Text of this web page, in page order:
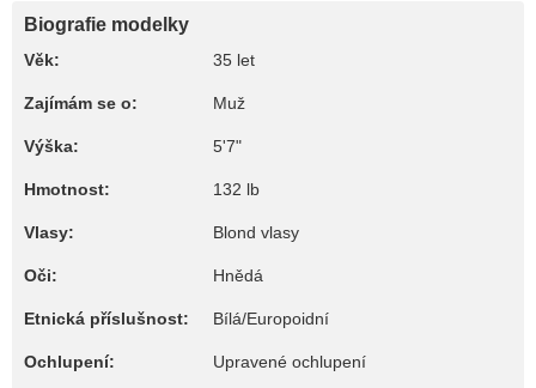
Biografie modelky
Věk: 35 let
Zajímám se o: Muž
Výška: 5'7"
Hmotnost: 132 lb
Vlasy: Blond vlasy
Oči: Hnědá
Etnická příslušnost: Bílá/Europoidní
Ochlupení: Upravené ochlupení